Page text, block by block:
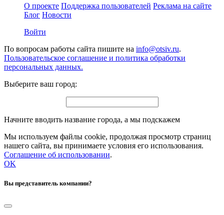
О проекте Поддержка пользователей Реклама на сайте
Блог Новости
Войти
По вопросам работы сайта пишите на info@otsiv.ru.
Пользовательское соглашение и политика обработки
персональных данных.
Выберите ваш город:
Начните вводить название города, а мы подскажем
Мы используем файлы cookie, продолжая просмотр страниц
нашего сайта, вы принимаете условия его использования.
Соглашение об использовании.
OK
Вы представитель компании?